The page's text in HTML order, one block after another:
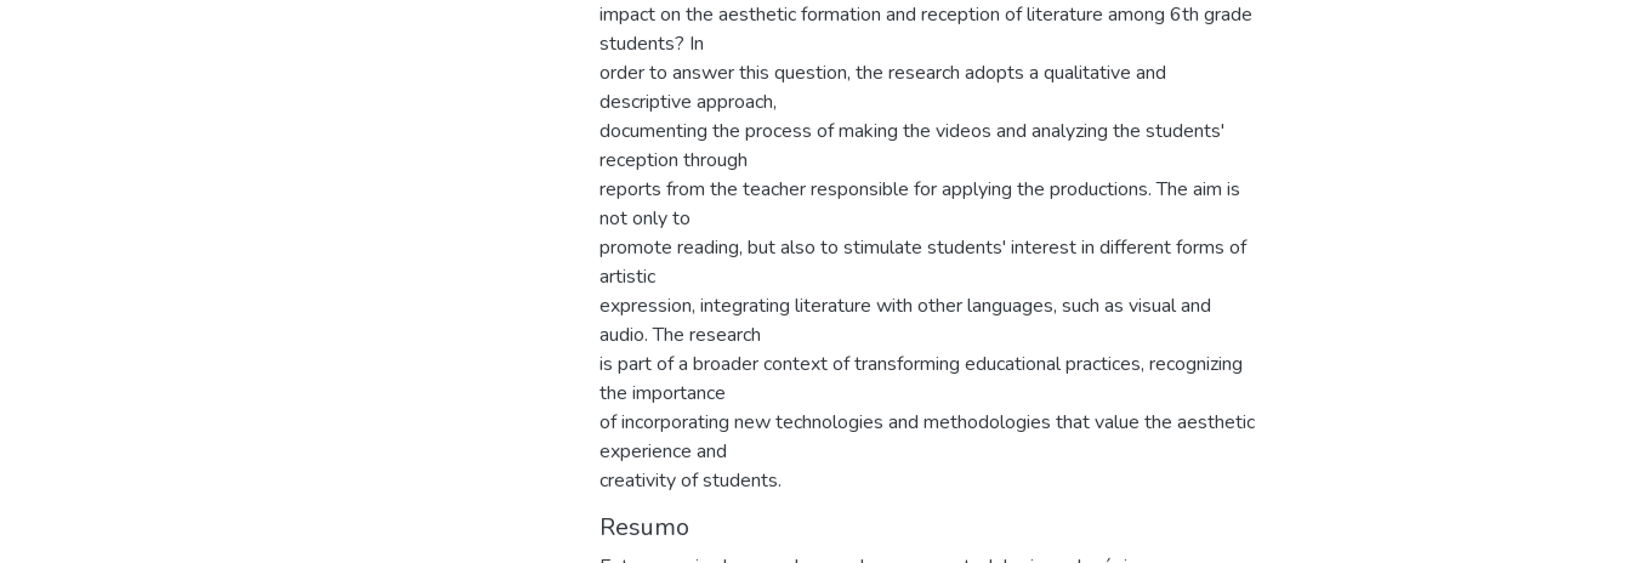
impact on the aesthetic formation and reception of literature among 6th grade
students? In
order to answer this question, the research adopts a qualitative and
descriptive approach,
documenting the process of making the videos and analyzing the students'
reception through
reports from the teacher responsible for applying the productions. The aim is
not only to
promote reading, but also to stimulate students' interest in different forms of
artistic
expression, integrating literature with other languages, such as visual and
audio. The research
is part of a broader context of transforming educational practices, recognizing
the importance
of incorporating new technologies and methodologies that value the aesthetic
experience and
creativity of students.
Resumo